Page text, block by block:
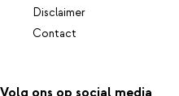
Disclaimer
Contact